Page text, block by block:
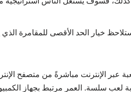
عبر الإنترنت مباشرةً من متصفح
لعب سلسة. العمر مرتبط بجهاز